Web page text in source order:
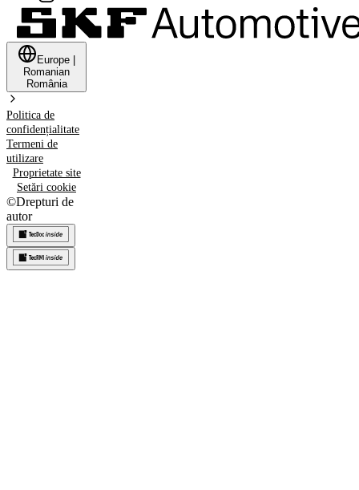
Europe
Romanian
România
Politica de
confidențialitate
Termeni de
utilizare
Proprietate site
Setări cookie
©Drepturi de
autor